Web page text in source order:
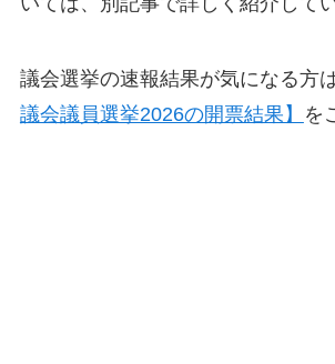
議会選挙の速報結果が気になる方は
議会議員選挙2026の開票結果】
を